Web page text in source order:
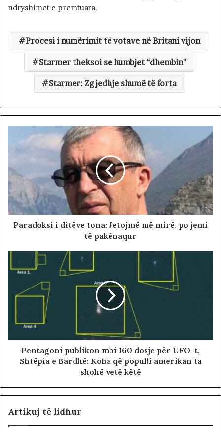
ndryshimet e premtuara.
Procesi i numërimit të votave në Britani vijon
Starmer theksoi se humbjet “dhembin”
Starmer: Zgjedhje shumë të forta
Paradoksi i ditëve tona: Jetojmë më mirë, po jemi
të pakënaqur
Pentagoni publikon mbi 160 dosje për UFO-t,
Shtëpia e Bardhë: Koha që populli amerikan ta
shohë vetë këtë
Artikuj të lidhur